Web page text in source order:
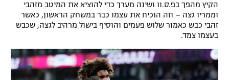
תגיות
המגזין
הקיץ מהפך בפ.ס.וו ושינה מערך כדי להוציא את המיטב מזהבי
וממריו גצה – וזה הוכיח את עצמו כבר במשחק הראשון, כאשר
זהבי כבש כאמור שלוש פעמים והוסיף בישול מרהיב לגצה, שכבש
בעצמו צמד.